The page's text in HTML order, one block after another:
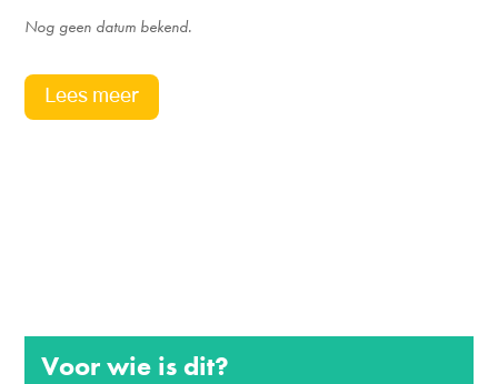
Nog geen datum bekend.
Lees meer
Voor wie is dit?